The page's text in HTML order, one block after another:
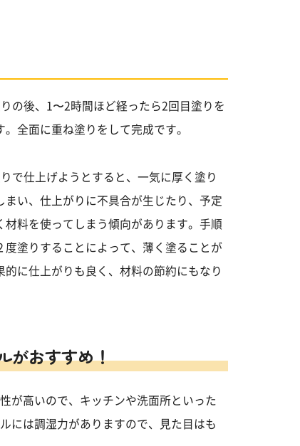
の後、1〜2時間ほど経ったら2回目塗りを
。全面に重ね塗りをして完成です。
で仕上げようとすると、一気に厚く塗り
まい、仕上がりに不具合が生じたり、予定
材料を使ってしまう傾向があります。手順
度塗りすることによって、薄く塗ることが
的に仕上がりも良く、材料の節約にもなり
がおすすめ！
が高いので、キッチンや洗面所といった
には調湿力がありますので、見た目はも